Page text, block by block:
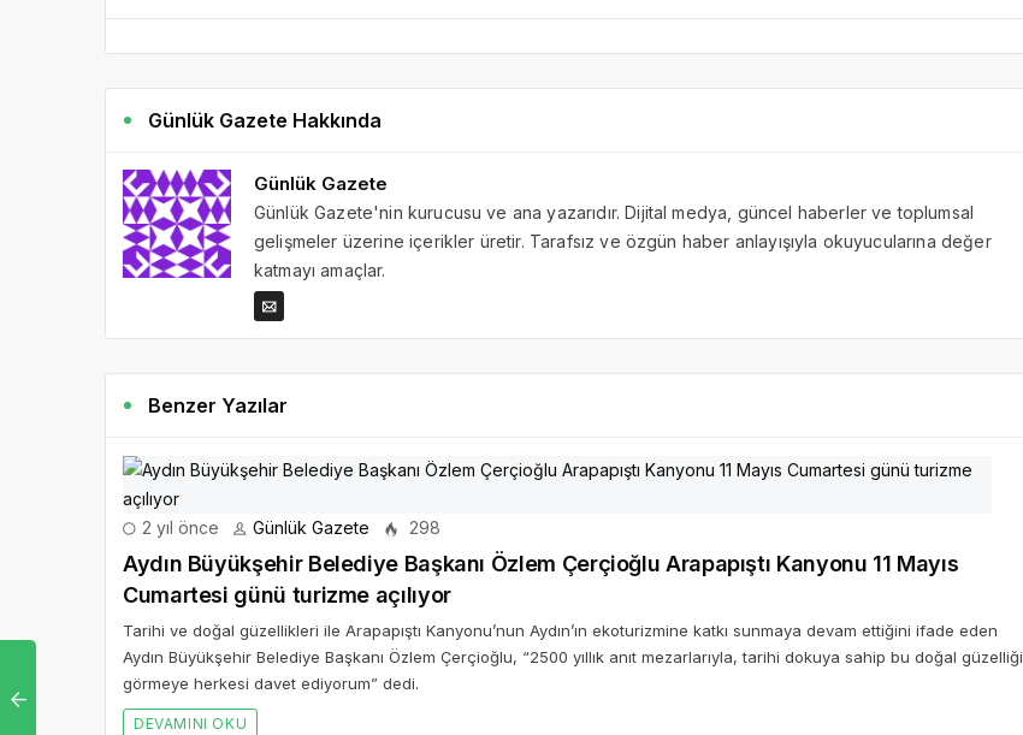
Günlük Gazete Hakkında
Günlük Gazete
Günlük Gazete'nin kurucusu ve ana yazarıdır. Dijital medya, güncel haberler ve toplumsal
gelişmeler üzerine içerikler üretir. Tarafsız ve özgün haber anlayışıyla okuyucularına değer
katmayı amaçlar.
Benzer Yazılar
2 yıl önce Günlük Gazete 298
Aydın Büyükşehir Belediye Başkanı Özlem Çerçioğlu Arapapıştı Kanyonu 11 Mayıs
Cumartesi günü turizme açılıyor
Tarihi ve doğal güzellikleri ile Arapapıştı Kanyonu’nun Aydın’ın ekoturizmine katkı sunmaya devam ettiğini ifade eden
Aydın Büyükşehir Belediye Başkanı Özlem Çerçioğlu, “2500 yıllık anıt mezarlarıyla, tarihi dokuya sahip bu doğal güzelliği
görmeye herkesi davet ediyorum” dedi.
DEVAMINI OKU